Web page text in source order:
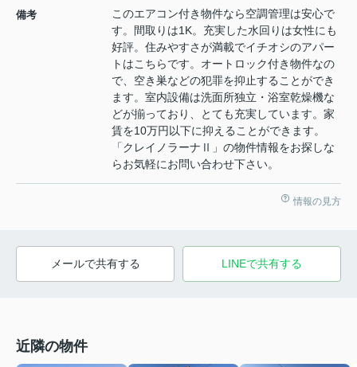
備考
このエアコン付き物件なら空調管理は安心で
す。間取りは1K。充実した水回りは女性にも
好評。住みやすさが満載でイチオシのアパー
トはこちらです。オートロック付き物件なの
で、空き巣などの犯罪を抑止することができ
ます。室内設備は洗面所独立・浴室乾燥機な
どが揃っており、とても充実しています。家
賃を10万円以下に抑えることができます。
「クレイノラーナⅡ」の物件情報をお探しな
らお気軽にお問い合わせ下さい。
情報の見方
メールで共有する LINEで共有する
近隣の物件